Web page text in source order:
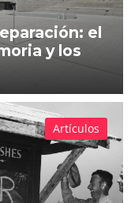
el
y los
Artículos